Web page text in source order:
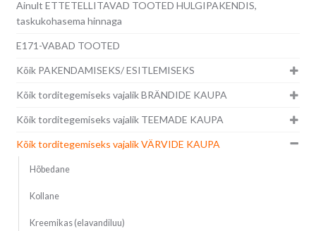
Ainult ETTETELLITAVAD TOOTED HULGIPAKENDIS,
taskukohasema hinnaga
E171-VABAD TOOTED
Kõik PAKENDAMISEKS/ ESITLEMISEKS
Kõik torditegemiseks vajalik BRÄNDIDE KAUPA
Kõik torditegemiseks vajalik TEEMADE KAUPA
Kõik torditegemiseks vajalik VÄRVIDE KAUPA
Hõbedane
Kollane
Kreemikas (elavandiluu)